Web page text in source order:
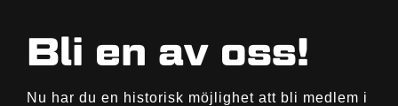
Bli en av oss!
Nu har du en historisk möjlighet att bli medlem i